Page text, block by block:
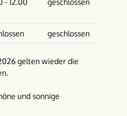
geschlossen
gelten wieder die
und sonnige